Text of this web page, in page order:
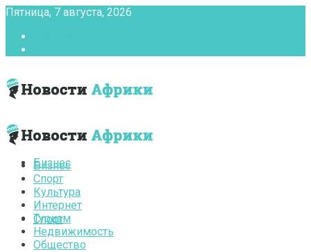
Пятница, 7 августа, 2026
Бизнес
Спорт
Бизнес
Спорт
Культура
Интернет
Туризм
Недвижимость
Общество